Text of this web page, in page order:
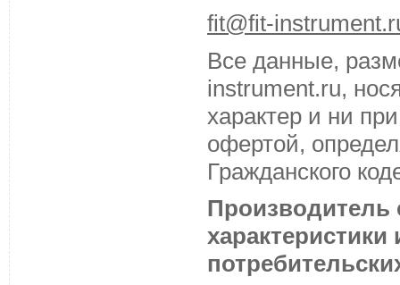
fit@fit-
Все данные,
instrument.ru,
характер и ни
офертой,
Гражданского
Производитель